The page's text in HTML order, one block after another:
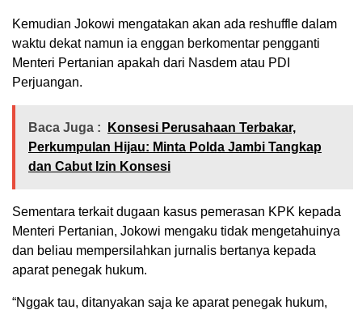
Kemudian Jokowi mengatakan akan ada reshuffle dalam
waktu dekat namun ia enggan berkomentar pengganti
Menteri Pertanian apakah dari Nasdem atau PDI
Perjuangan.
Baca Juga :
Konsesi Perusahaan Terbakar,
Perkumpulan Hijau: Minta Polda Jambi Tangkap
dan Cabut Izin Konsesi
Sementara terkait dugaan kasus pemerasan KPK kepada
Menteri Pertanian, Jokowi mengaku tidak mengetahuinya
dan beliau mempersilahkan jurnalis bertanya kepada
aparat penegak hukum.
“Nggak tau, ditanyakan saja ke aparat penegak hukum,